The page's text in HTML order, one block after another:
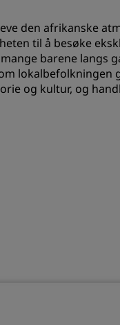
den afrikanske
til å besøke
barene
lokalbefolkningen
og kultur, og